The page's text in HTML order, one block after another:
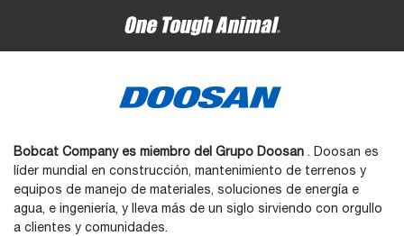
Bobcat Company es miembro del Grupo Doosan . Doosan es
líder mundial en construcción, mantenimiento de terrenos y
equipos de manejo de materiales, soluciones de energía e
agua, e ingeniería, y lleva más de un siglo sirviendo con orgullo
a clientes y comunidades.